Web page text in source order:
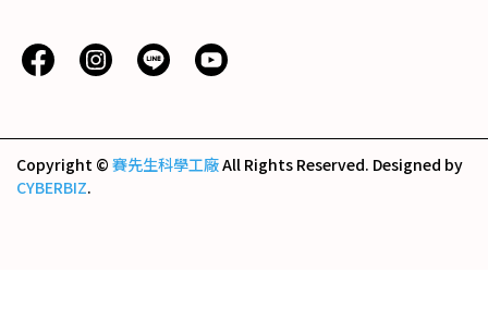
Copyright © 賽先生科學工廠All Rights Reserved. Designed by
CYBERBIZ.